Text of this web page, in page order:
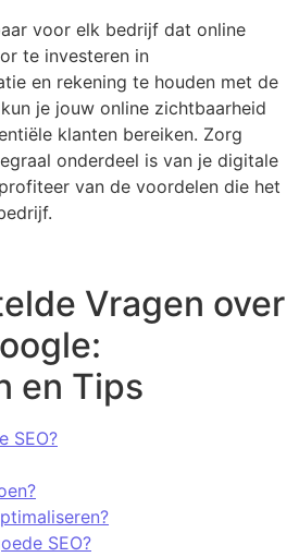
voor elk bedrijf dat online
te investeren in
en rekening te houden met de
je jouw online zichtbaarheid
klanten bereiken. Zorg
onderdeel is van je digitale
van de voordelen die het
Vragen over
en Tips
SEO?
SEO?